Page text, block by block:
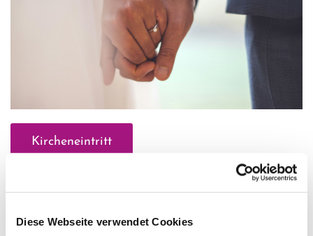
Diese Webseite verwendet Cookies
Kircheneintritt